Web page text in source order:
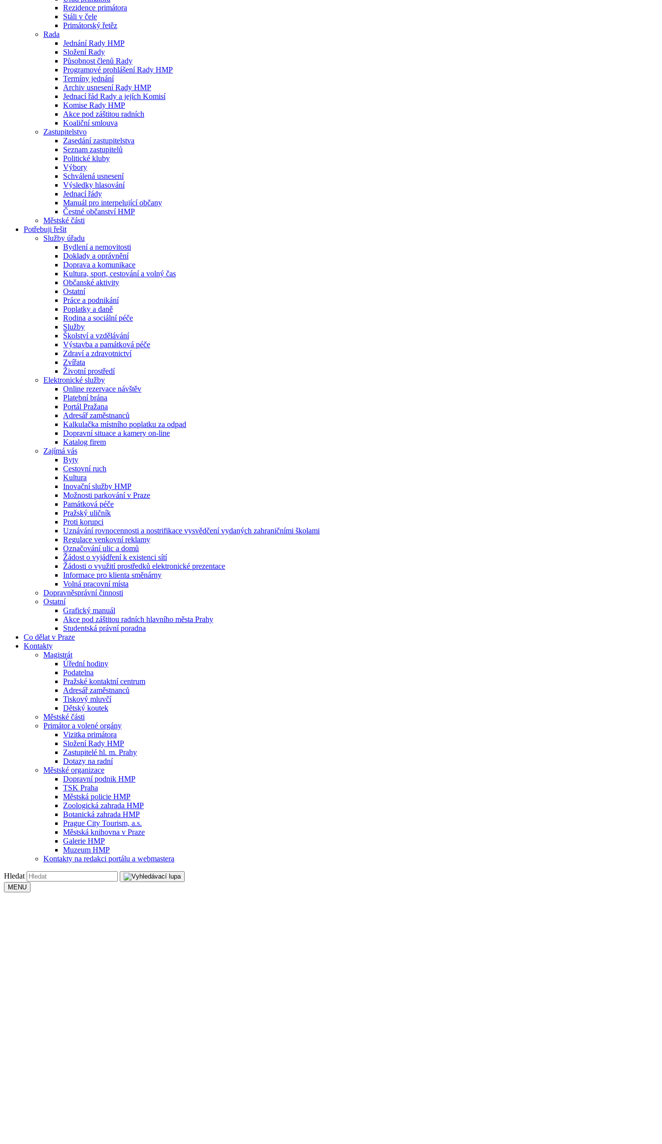
Rezidence primátora
Stáli v čele
Primátorský řetěz
Rada
Jednání Rady HMP
Složení Rady
Působnost členů Rady
Programové prohlášení Rady HMP
Termíny jednání
Archiv usnesení Rady HMP
Jednací řád Rady a jejích Komisí
Komise Rady HMP
Akce pod záštitou radních
Koaliční smlouva
Zastupitelstvo
Zasedání zastupitelstva
Seznam zastupitelů
Politické kluby
Výbory
Schválená usnesení
Výsledky hlasování
Jednací řády
Manuál pro interpelující občany
Čestné občanství HMP
Městské části
Potřebuji řešit
Služby úřadu
Bydlení a nemovitosti
Doklady a oprávnění
Doprava a komunikace
Kultura, sport, cestování a volný čas
Občanské aktivity
Ostatní
Práce a podnikání
Poplatky a daně
Rodina a sociální péče
Služby
Školství a vzdělávání
Výstavba a památková péče
Zdraví a zdravotnictví
Zvířata
Životní prostředí
Elektronické služby
Online rezervace návštěv
Platební brána
Portál Pražana
Adresář zaměstnanců
Kalkulačka místního poplatku za odpad
Dopravní situace a kamery on-line
Katalog firem
Zajímá vás
Byty
Cestovní ruch
Kultura
Inovační služby HMP
Možnosti parkování v Praze
Památková péče
Pražský uličník
Proti korupci
Uznávání rovnocennosti a nostrifikace vysvědčení vydaných zahraničními školami
Regulace venkovní reklamy
Označování ulic a domů
Žádost o vyjádření k existenci sítí
Žádosti o využití prostředků elektronické prezentace
Informace pro klienta směnárny
Volná pracovní místa
Dopravněsprávní činnosti
Ostatní
Grafický manuál
Akce pod záštitou radních hlavního města Prahy
Studentská právní poradna
Co dělat v Praze
Kontakty
Magistrát
Úřední hodiny
Podatelna
Pražské kontaktní centrum
Adresář zaměstnanců
Tiskový mluvčí
Dětský koutek
Městské části
Primátor a volené orgány
Vizitka primátora
Složení Rady HMP
Zastupitelé hl. m. Prahy
Dotazy na radní
Městské organizace
Dopravní podnik HMP
TSK Praha
Městská policie HMP
Zoologická zahrada HMP
Botanická zahrada HMP
Prague City Tourism, a.s.
Městská knihovna v Praze
Galerie HMP
Muzeum HMP
Kontakty na redakci portálu a webmastera
Hledat
MENU